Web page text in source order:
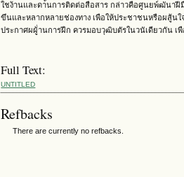
ใชง้านและดา้นการติดต่อสือสาร กล่าวคือศูนยพ์ฒันาฝี
ขึนและหลากหลายช่องทาง เพือให้ประชาชนหรือผสู้นใ
ประกาศผผู้่านการฝึก ควรมอบวุฒิบตัรในวนัเดียวกัน เ
Full Text:
UNTITLED
Refbacks
There are currently no refbacks.